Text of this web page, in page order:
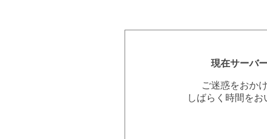
現在サーバ
ご迷惑をおか
しばらく時間を